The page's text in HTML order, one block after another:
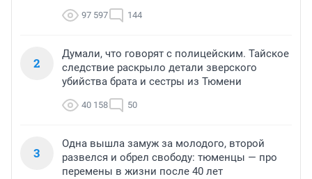
97 597 144
2
Думали, что говорят с полицейским. Тайское
следствие раскрыло детали зверского
убийства брата и сестры из Тюмени
40 158 50
3
Одна вышла замуж за молодого, второй
развелся и обрел свободу: тюменцы — про
перемены в жизни после 40 лет